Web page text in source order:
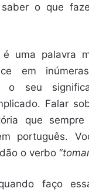
o que
é uma palavra
em inúmeras
o seu
Falar
que
português.
o verbo “
faço